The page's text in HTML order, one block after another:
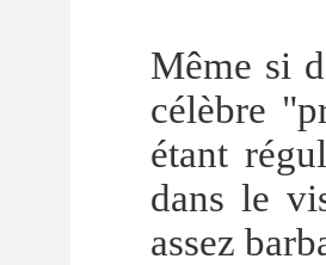
Même si
célèbre
étant
dans le
assez